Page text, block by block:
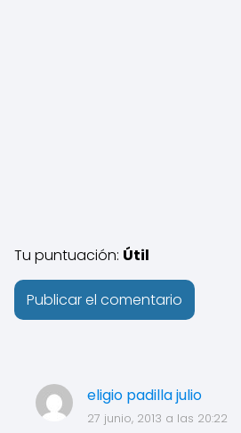
eligio padilla julio
27 junio, 2013 a las 20:22
Tu puntuación: Útil